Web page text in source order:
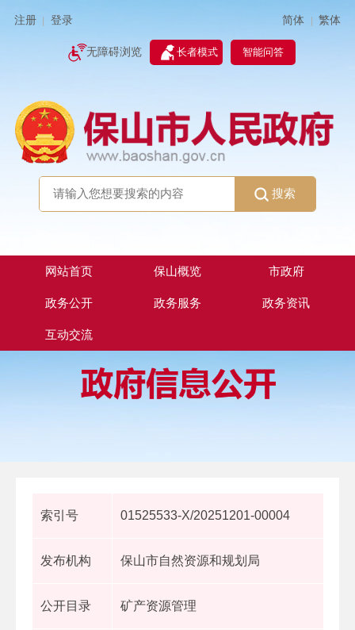
注册 登录 简体 | 繁体
无障碍浏览 长者模式 智能问答
搜索
网站首页 保山概览 市政府
政务公开 政务服务 政务资讯
互动交流
索引号 01525533-X/20251201-00004
发布机构 保山市自然资源和规划局
公开目录 矿产资源管理